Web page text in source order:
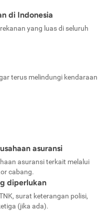
di Indonesia
yang luas di seluruh
terus melindungi kendaraan
asuransi
asuransi terkait melalui
cabang.
diperlukan
surat keterangan polisi,
(jika ada).